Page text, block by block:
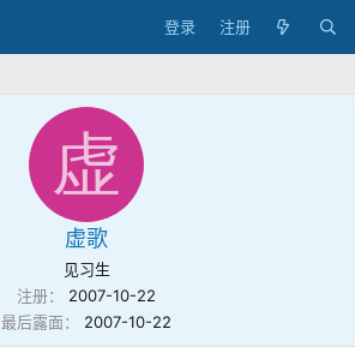
登录 注册
虚
虚歌
见习生
注册
2007-10-22
最后露面
2007-10-22